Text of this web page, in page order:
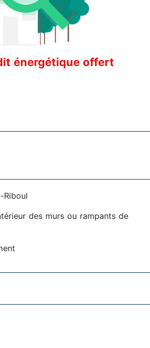
énergétique offert
Riboul
des murs ou rampants de